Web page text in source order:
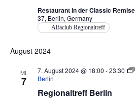
Restaurant in der Classic Remise
37, Berlin, Germany
Alfaclub Regionaltreff
August 2024
MI.
7
Regionaltreff Berlin
7. August 2024 @ 18:00 -23:30
Berlin